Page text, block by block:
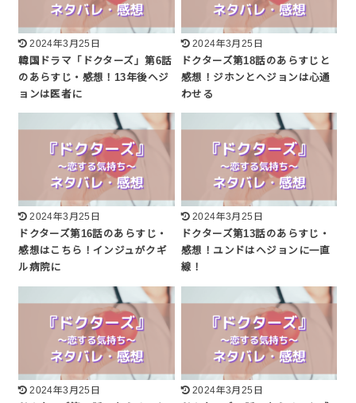
2024年3月25日
韓国ドラマ「ドクターズ」第6話
のあらすじ・感想！13年後ヘジ
ョンは医者に
2024年3月25日
ドクターズ第18話のあらすじと
感想！ジホンとヘジョンは心通
わせる
2024年3月25日
ドクターズ第16話のあらすじ・
感想はこちら！インジュがクギ
ル病院に
2024年3月25日
ドクターズ第13話のあらすじ・
感想！ユンドはヘジョンに一直
線！
2024年3月25日
2024年3月25日